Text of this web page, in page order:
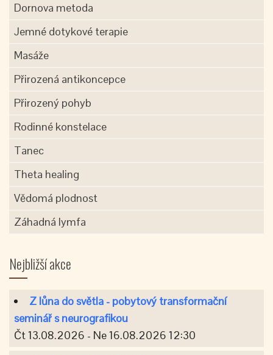
Dornova metoda
Jemné dotykové terapie
Masáže
Přirozená antikoncepce
Přirozený pohyb
Rodinné konstelace
Tanec
Theta healing
Vědomá plodnost
Záhadná lymfa
Nejbližší akce
Z lůna do světla - pobytový transformační
seminář s neurografikou
Čt 13.08.2026 - Ne 16.08.2026 12:30